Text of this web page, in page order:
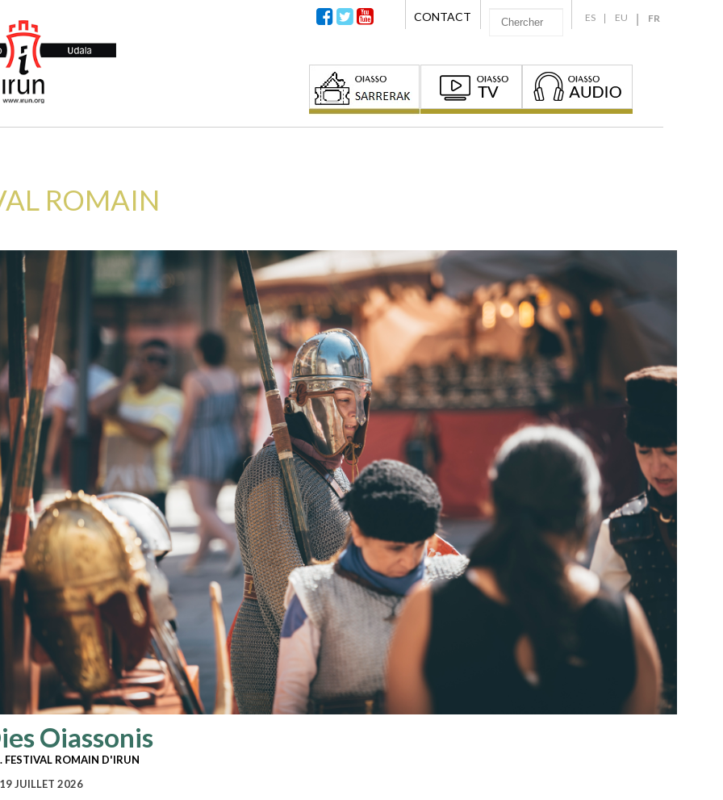
ES EU FR
CONTACT
ROMAIN
Oiassonis
FESTIVAL ROMAIN D'IRUN
JUILLET 2026